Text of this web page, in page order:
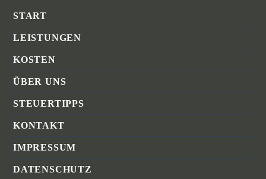
START
LEISTUNGEN
KOSTEN
ÜBER UNS
STEUERTIPPS
KONTAKT
IMPRESSUM
DATENSCHUTZ